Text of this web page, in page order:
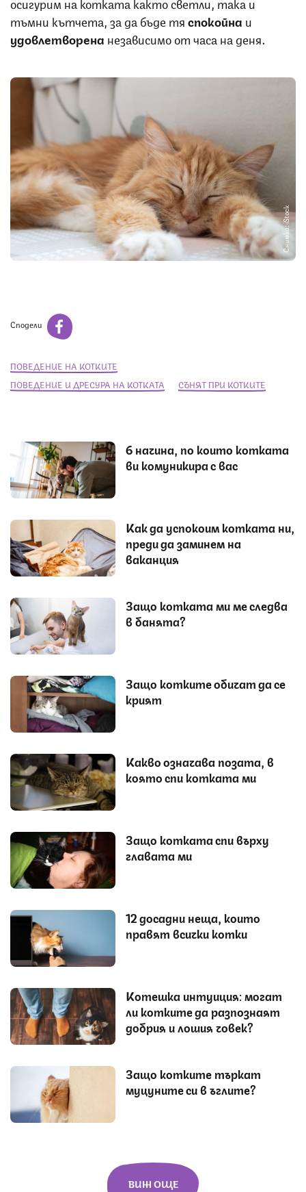
тъмни кътчета, за да бъде тяспокойна и
удовлетворена независимо от часа на деня.
Снимка: iStock
Сподели
ПОВЕДЕНИЕ НА КОТКИТЕ
ПОВЕДЕНИЕ И ДРЕСУРА НА КОТКАТА
СЪНЯТ ПРИ КОТКИТЕ
6 начина, по които котката
ви комуникира с вас
Как да успокоим котката ни,
преди да заминем на
ваканция
Защо котката ми ме следва
в банята?
Защо котките обичат да се
крият
Какво означава позата, в
която спи котката ми
Защо котката спи върху
главата ми
12 досадни неща, които
правят всички котки
Котешка интуиция: могат
ли котките да разпознаят
добрия и лошия човек?
Защо котките търкат
муцуните си в ъглите?
ВИЖ ОЩЕ